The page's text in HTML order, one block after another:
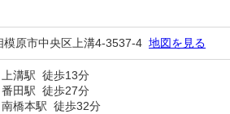
模原市中央区上溝4-3537-4 地図を見る
溝駅 徒歩13分
田駅 徒歩27分
橋本駅 徒歩32分